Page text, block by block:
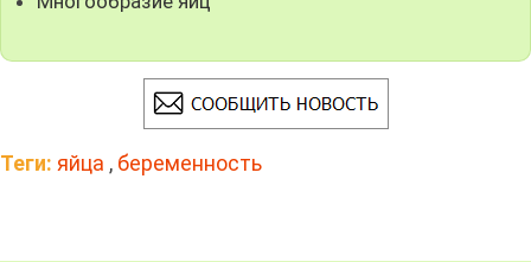
Теги: яйца , беременность